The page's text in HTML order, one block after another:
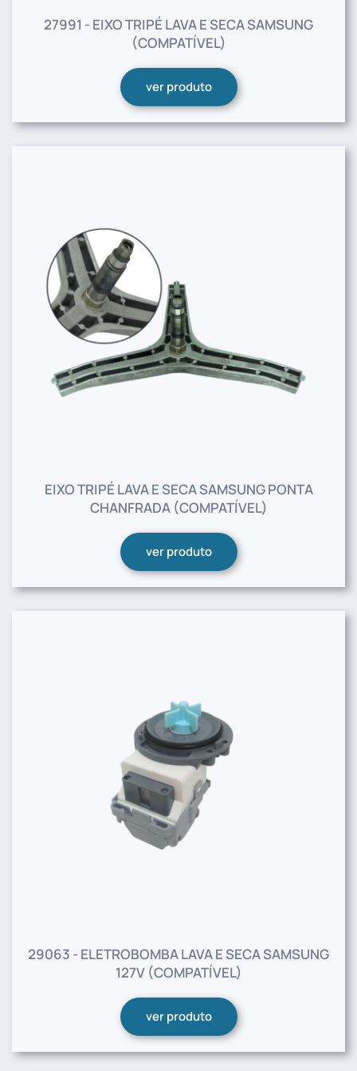
27991 - EIXO TRIPÉ LAVA E SECA SAMSUNG
(COMPATÍVEL)
ver produto
EIXO TRIPÉ LAVA E SECA SAMSUNG PONTA
CHANFRADA (COMPATÍVEL)
ver produto
29063 - ELETROBOMBA LAVA E SECA SAMSUNG
127V (COMPATÍVEL)
ver produto